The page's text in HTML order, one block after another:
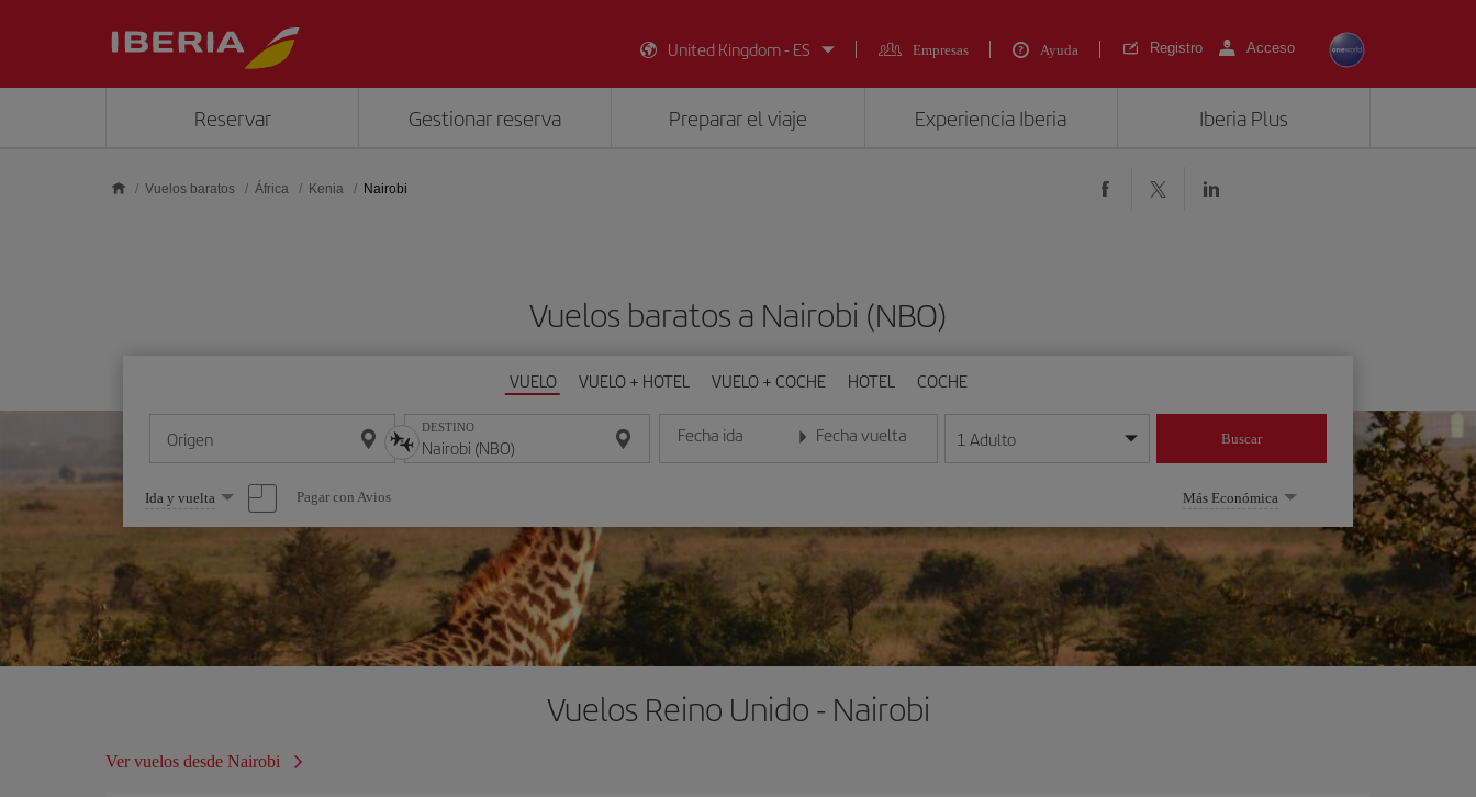
United Kingdom - ES
Empresas Ayuda Registro Acceso
Reservar Gestionar reserva Preparar el viaje Experiencia Iberia Iberia Plus
Vuelos baratos África Kenia Nairobi
Vuelos baratos a Nairobi (NBO)
VUELO VUELO + HOTEL VUELO + COCHE HOTEL COCHE
Origen DESTINO Fecha ida
Introduce la fecha en formato día/mes/año
Fecha vuelta
Introduce la fecha en formato día/mes/año
1 Adulto Buscar
Seleccione
una
opción
Ida y vuelta Pagar con Avios Más Económica
Vuelos Reino Unido - Nairobi
Ver vuelos desde Nairobi